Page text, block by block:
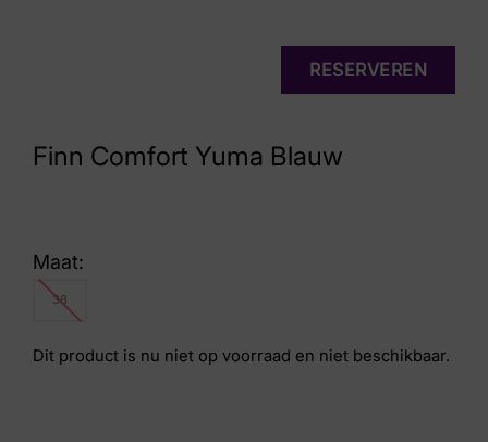
Finn Comfort Yuma Blauw
RESERVEREN
Maat:
38
Dit product is nu niet op voorraad en niet beschikbaar.